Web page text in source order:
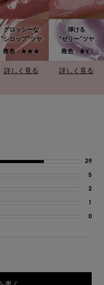
グロッシーな
“シロップ”ツヤ
詳しく見る
弾ける
“ゼリー”ツヤ
詳しく見る
29
5
2
1
0